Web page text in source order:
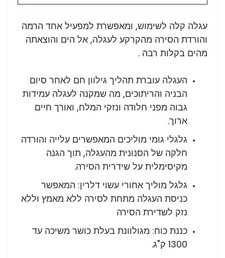
עגלה קלה לשימוש, ומאפשרת למפעיל אחד הרמה
והורדת הסירה מהקרקע לעגלה, אל הים והוצאתה
מהים בקלות רבה .
העגלה עוברת תהליך גילוון חם לאחר סיום
הבניה והריתוכים, מה שמקנה לעגלה עמידות
גבוה מפני חלודה ונזקי המלח, ואורך חיים
ארוך.
גלגלי גומי מוליכים המאפשרים עלייה והורדה
חלקה של הסנונית מהעגלה, תוך הגנה
מקיסימלית על שידרית הסירה.
גלגל מוליך אחורי עשוי דלרין: המאפשר
כניסת העגלה מתחת לסירה ללא מאמץ וללא
נזק לשדירת הסירה
כננת כוח: מגולוונת בעלת כושר משיכה עד
1300 ק"ג.